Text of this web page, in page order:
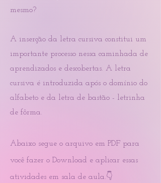
mesmo?
A inserção da letra cursiva constitui um
importante processo nessa caminhada de
aprendizados e descobertas. A letra
cursiva é introduzida após o domínio do
alfabeto e da letra de bastão - letrinha
de fôrma.
Abaixo segue o arquivo em PDF para
você fazer o Download e aplicar essas
atividades em sala de aula.👇